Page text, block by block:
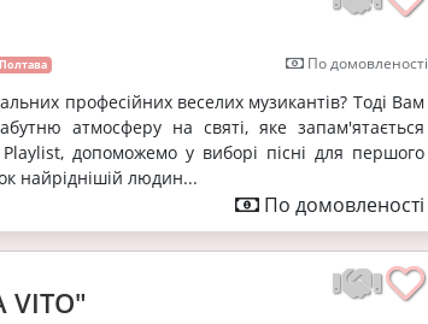
Полтава По домовленості
професійних веселих музикантів? Тоді Вам
атмосферу на святі, яке запам'ятається
допоможемо у виборі пісні для першого
найріднішій людин...
По домовленості
VITO"